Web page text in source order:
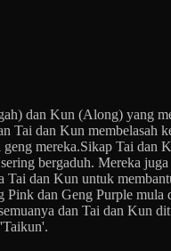
dan Kun (Along) yang
dan Kun membelasah
mereka.Sikap Tai
bergaduh. Mereka
Tai dan Kun untuk
dan Geng Purple
dan Tai dan Kun